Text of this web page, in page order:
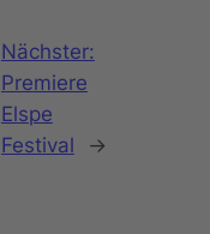
Nächster:
Premiere
Elspe
Festival
→